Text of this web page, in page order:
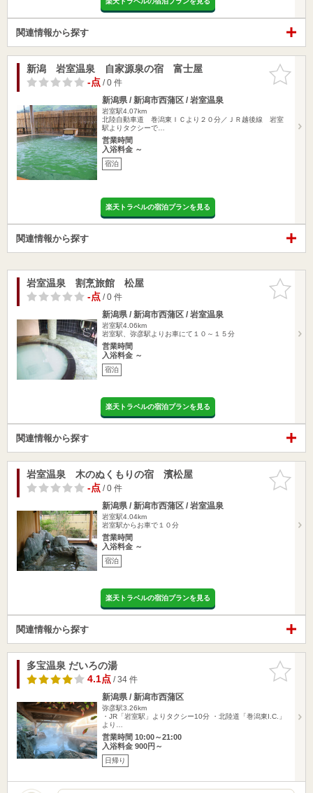
関連情報から探す
お気に入
りに追加
新潟 岩室温泉 自家源泉の宿 富士屋
-点/ 0 件
新潟県 / 新潟市西蒲区 / 岩室温泉
岩室駅4.07km
北陸自動車道 巻潟東ＩＣより２０分／ＪＲ越後線 岩室
駅よりタクシーで…
営業時間
入浴料金 ～
宿泊
楽天トラベルの宿泊プランを見る
関連情報から探す
お気に入
りに追加
岩室温泉 割烹旅館 松屋
-点/ 0 件
新潟県 / 新潟市西蒲区 / 岩室温泉
岩室駅4.06km
岩室駅、弥彦駅よりお車にて１０～１５分
営業時間
入浴料金 ～
宿泊
楽天トラベルの宿泊プランを見る
関連情報から探す
お気に入
りに追加
岩室温泉 木のぬくもりの宿 濱松屋
-点/ 0 件
新潟県 / 新潟市西蒲区 / 岩室温泉
岩室駅4.04km
岩室駅からお車で１０分
営業時間
入浴料金 ～
宿泊
楽天トラベルの宿泊プランを見る
関連情報から探す
お気に入
りに追加
多宝温泉 だいろの湯
4.1点/ 34 件
新潟県 / 新潟市西蒲区
弥彦駅3.26km
・JR「岩室駅」よりタクシー10分 ・北陸道「巻潟東I.C.」
より…
営業時間 10:00～21:00
入浴料金 900円～
日帰り